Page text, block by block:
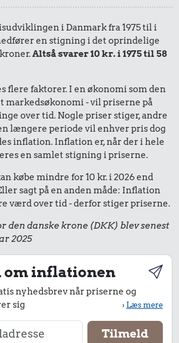
i Danmark fra 1975 til i
en stigning i det oprindelige
Altså svarer 10 kr. i 1975 til 58
flere faktorer. I en økonomi som den
markedsøkonomi - vil priserne på
over tid. Nogle priser stiger, andre
længere periode vil enhver pris dog
inflation. Inflation er, når der i hele
en samlet stigning i priserne.
købe mindre for 10 kr. i 2026 end
sagt på en anden måde: Inflation
værd over tid - derfor stiger priserne.
den danske krone (DKK) blev senest
2025
om inflationen
nyhedsbrev når priserne og
sig
›Læs mere